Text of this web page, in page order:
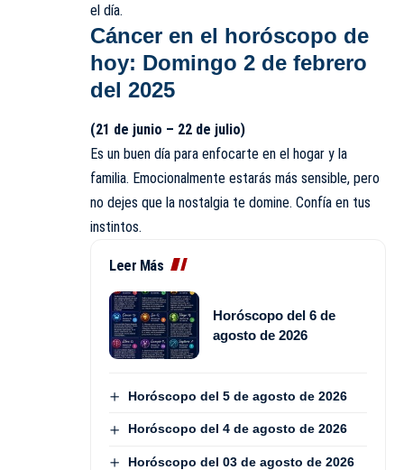
el día.
Cáncer en el horóscopo de
hoy: Domingo 2 de febrero
del 2025
(21 de junio – 22 de julio)
Es un buen día para enfocarte en el hogar y la
familia. Emocionalmente estarás más sensible, pero
no dejes que la nostalgia te domine. Confía en tus
instintos.
Leer Más
Horóscopo del 6 de
agosto de 2026
Horóscopo del 5 de agosto de 2026
Horóscopo del 4 de agosto de 2026
Horóscopo del 03 de agosto de 2026